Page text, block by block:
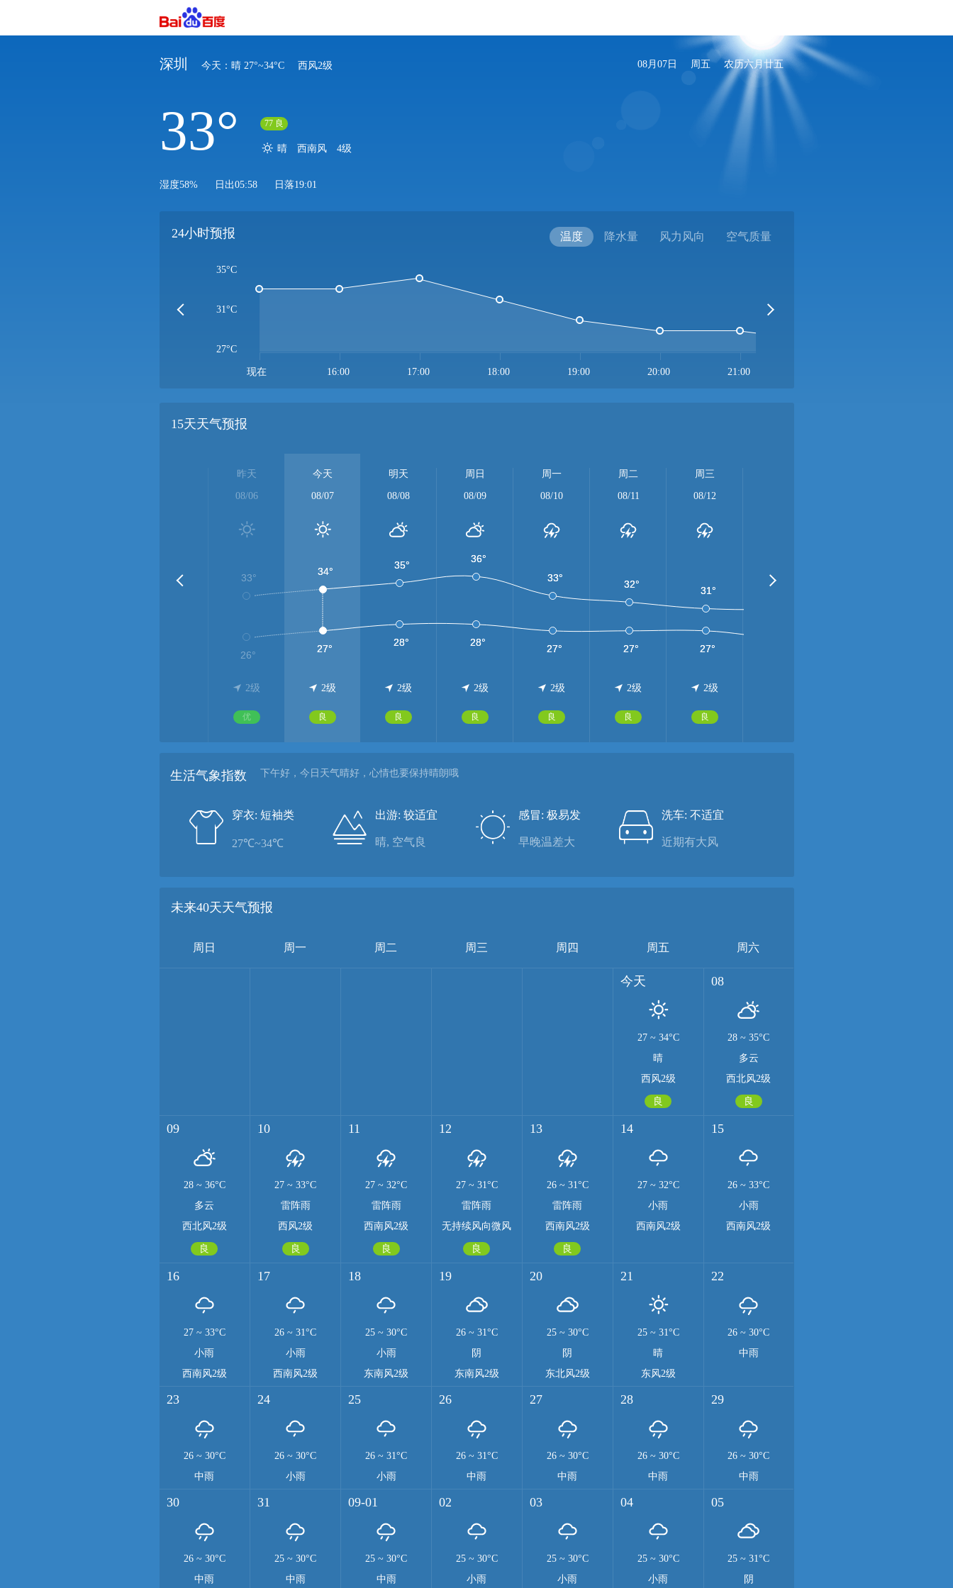
深圳 今天：晴 27°~34°C 西风2级 08月07日 周五 农历六月廿五
33° 77 良
晴 西南风 4级
湿度58% 日出05:58 日落19:01
24小时预报 温度 降水量 风力风向 空气质量
35°C
31°C
27°C
现在 16:00 17:00 18:00 19:00 20:00 21:00
15天天气预报
昨天
08/06
2级
优
今天
08/07
2级
良
明天
08/08
2级
良
周日
08/09
2级
良
周一
08/10
2级
良
周二
08/11
2级
良
周三
08/12
2级
良
生活气象指数 下午好，今日天气晴好，心情也要保持晴朗哦
穿衣: 短袖类
27℃~34℃
出游: 较适宜
晴, 空气良
感冒: 极易发
早晚温差大
洗车: 不适宜
近期有大风
未来40天天气预报
周日 周一 周二 周三 周四 周五 周六
今天
27 ~ 34°C
晴
西风2级
良
08
28 ~ 35°C
多云
西北风2级
良
09
28 ~ 36°C
多云
西北风2级
良
10
27 ~ 33°C
雷阵雨
西风2级
良
11
27 ~ 32°C
雷阵雨
西南风2级
良
12
27 ~ 31°C
雷阵雨
无持续风向微风
良
13
26 ~ 31°C
雷阵雨
西南风2级
良
14
27 ~ 32°C
小雨
西南风2级
15
26 ~ 33°C
小雨
西南风2级
16
27 ~ 33°C
小雨
西南风2级
17
26 ~ 31°C
小雨
西南风2级
18
25 ~ 30°C
小雨
东南风2级
19
26 ~ 31°C
阴
东南风2级
20
25 ~ 30°C
阴
东北风2级
21
25 ~ 31°C
晴
东风2级
22
26 ~ 30°C
中雨
23
26 ~ 30°C
中雨
24
26 ~ 30°C
小雨
25
26 ~ 31°C
小雨
26
26 ~ 31°C
中雨
27
26 ~ 30°C
中雨
28
26 ~ 30°C
中雨
29
26 ~ 30°C
中雨
30
26 ~ 30°C
中雨
31
25 ~ 30°C
中雨
09-01
25 ~ 30°C
中雨
02
25 ~ 30°C
小雨
03
25 ~ 30°C
小雨
04
25 ~ 30°C
小雨
05
25 ~ 31°C
阴